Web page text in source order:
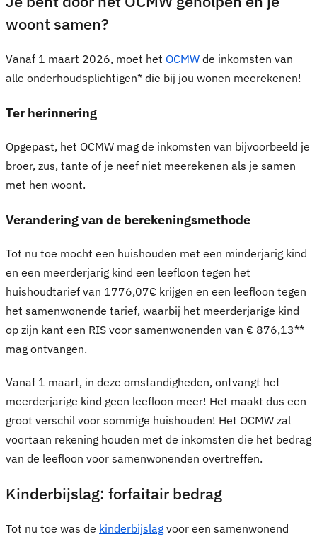
woont samen?
Vanaf 1 maart 2026, moet het OCMW de inkomsten van
alle onderhoudsplichtigen* die bij jou wonen meerekenen!
Ter herinnering
Opgepast, het OCMW mag de inkomsten van bijvoorbeeld je
broer, zus, tante of je neef niet meerekenen als je samen
met hen woont.
Verandering van de berekeningsmethode
Tot nu toe mocht een huishouden met een minderjarig kind
en een meerderjarig kind een leefloon tegen het
huishoudtarief van 1776,07€ krijgen en een leefloon tegen
het samenwonende tarief, waarbij het meerderjarige kind
op zijn kant een RIS voor samenwonenden van € 876,13**
mag ontvangen.
Vanaf 1 maart, in deze omstandigheden, ontvangt het
meerderjarige kind geen leefloon meer! Het maakt dus een
groot verschil voor sommige huishouden! Het OCMW zal
voortaan rekening houden met de inkomsten die het bedrag
van de leefloon voor samenwonenden overtreffen.
Kinderbijslag: forfaitair bedrag
Tot nu toe was de kinderbijslag voor een samenwonend